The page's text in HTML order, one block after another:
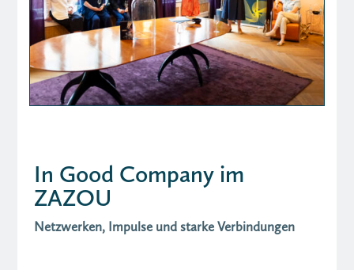
In Good Company im
ZAZOU
Netzwerken, Impulse und starke Verbindungen